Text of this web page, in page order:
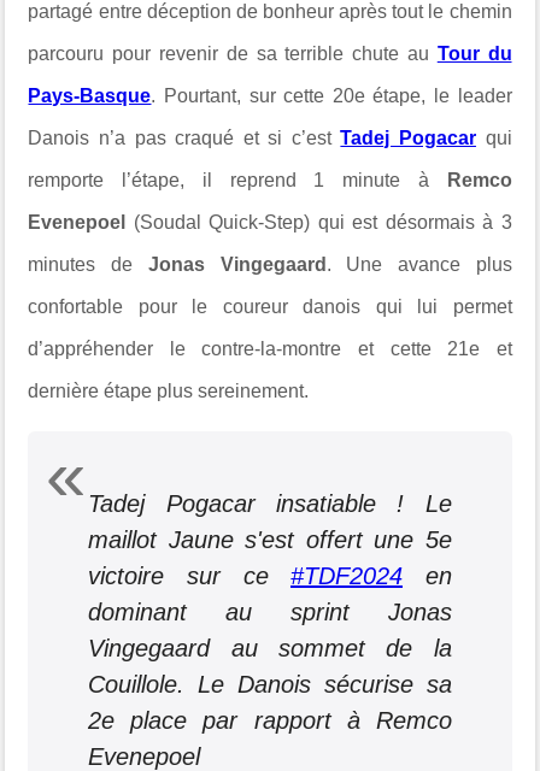
partagé entre déception de bonheur après tout le chemin
parcouru pour revenir de sa terrible chute au Tour du
Pays-Basque. Pourtant, sur cette 20e étape, le leader
Danois n’a pas craqué et si c’estTadej Pogacarqui
remporte l’étape, il reprend 1 minute à Remco
Evenepoel (Soudal Quick-Step) qui est désormais à 3
minutes de Jonas Vingegaard . Une avance plus
confortable pour le coureur danois qui lui permet
d’appréhender le contre-la-montre et cette 21e et
dernière étape plus sereinement.
Tadej Pogacar insatiable ! Le
maillot Jaune s'est offert une 5e
victoire sur ce#TDF2024 en
dominant au sprint Jonas
Vingegaard au sommet de la
Couillole. Le Danois sécurise sa
2e place par rapport à Remco
Evenepoel